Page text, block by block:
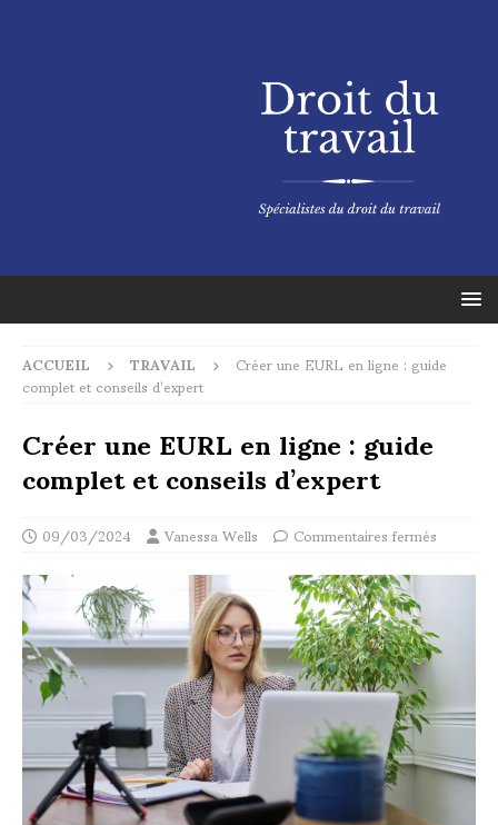
ACCUEIL TRAVAIL Créer une EURL en ligne : guide
complet et conseils d’expert
Créer une EURL en ligne : guide
complet et conseils d’expert
09/03/2024 Vanessa Wells Commentaires fermés